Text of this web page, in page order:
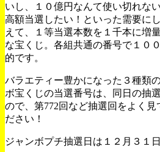
いし、１０億円なんて使い切れな
高額当選したい！といった需要に
えて、１等当選本数を１千本に増
な宝くじ。各組共通の番号で１０
的です。
バラエティー豊かになった３種類
ボ宝くじの当選番号は、同日の抽
ので、第772回など抽選回をよく見
ださい！
ジャンボプチ抽選日は１２月３１日